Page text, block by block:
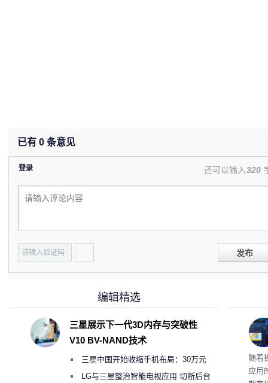
已有 0 条意见
登录 还可以输入320
发布
随着
应用
编辑精选
三星展示下一代3D内存与突破性
V10 BV-NAND技术
三星中国开始收缩手机布局：30万元
月销售额不达标门店 将被逐步清退
LG与三星整治智能电视应用 切断后台